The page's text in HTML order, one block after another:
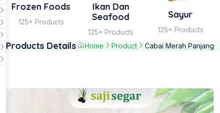
Frozen Foods
125+ Products
Ikan Dan
Seafood
125+ Products
Sayur
125+ Products
Products Details Home Product Cabai Merah Panjang